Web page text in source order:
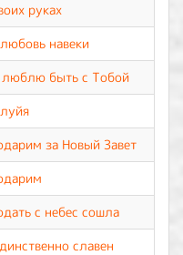
руках
навеки
люблю быть с Тобой
за Новый Завет
с небес сошла
славен